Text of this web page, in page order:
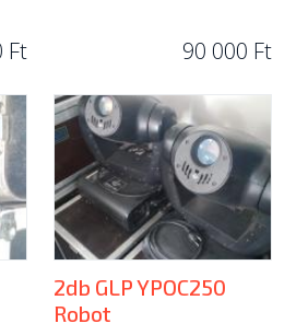
Ft 90 000 Ft
2db GLP YPOC250
Robot